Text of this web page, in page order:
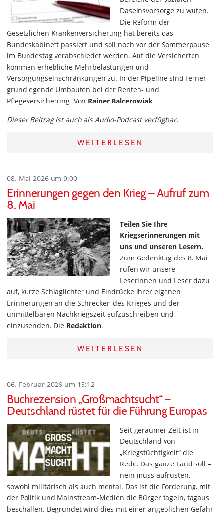
Daseinsvorsorge zu wüten.
Die Reform der
Gesetzlichen Krankenversicherung hat bereits das
Bundeskabinett passiert und soll noch vor der Sommerpause
im Bundestag verabschiedet werden. Auf die Versicherten
kommen erhebliche Mehrbelastungen und
Versorgungseinschränkungen zu. In der Pipeline sind ferner
grundlegende Umbauten bei der Renten- und
Pflegeversicherung. Von Rainer Balcerowiak.
Dieser Beitrag ist auch als Audio-Podcast verfügbar.
WEITERLESEN
08. Mai 2026 um 9:00
Erinnerungen gegen den Krieg – Aufruf zum
8. Mai
Teilen Sie Ihre
Kriegserinnerungen mit
uns und unseren Lesern.
Zum Gedenktag des 8. Mai
rufen wir unsere
Leserinnen und Leser dazu
auf, kurze Schlaglichter und Eindrücke ihrer eigenen
Erinnerungen an die Schrecken des Krieges und der
unmittelbaren Nachkriegszeit aufzuschreiben und
einzusenden. Die Redaktion.
WEITERLESEN
06. Februar 2026 um 15:12
Buchrezension „Großmachtsucht“ –
Deutschland rüstet für die Führung Europas
Seit geraumer Zeit ist in
Deutschland von
„Kriegstüchtigkeit“ die
Rede. Das ganze Land soll –
nein muss aufrüsten,
sowohl militärisch als auch mental. Das ist die Forderung, mit
der Politik und Mainstream-Medien die Bürger tagein, tagaus
beschallen. Begründet wird dies mit einer angeblichen Gefahr